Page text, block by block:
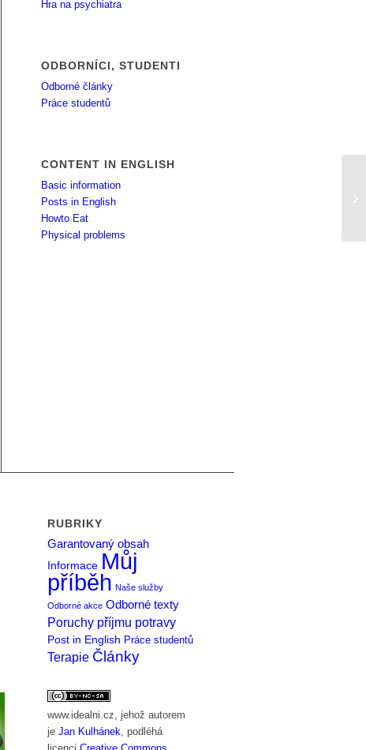
Hra na psychiatra
ODBORNÍCI, STUDENTI
Odborné články
Práce studentů
CONTENT IN ENGLISH
Basic information
Posts in English
Howto Eat
Physical problems
RUBRIKY
Garantovaný obsah
Informace Můj
příběh Naše služby
Odborné akce Odborné texty
Poruchy příjmu potravy
Post in English Práce studentů
Terapie Články
www.idealni.cz, jehož autorem
jeJan Kulhánek, podléhá